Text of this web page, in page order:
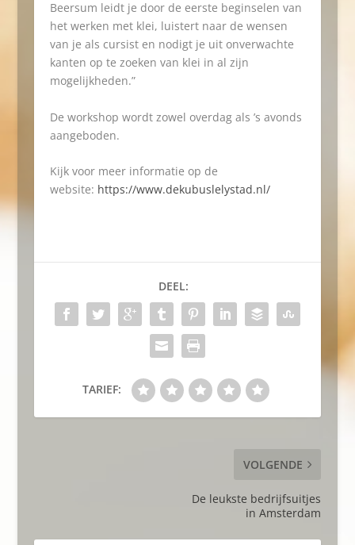
Beersum leidt je door de eerste beginselen van
het werken met klei, luistert naar de wensen
van je als cursist en nodigt je uit onverwachte
kanten op te zoeken van klei in al zijn
mogelijkheden.”
De workshop wordt zowel overdag als ’s avonds
aangeboden.
Kijk voor meer informatie op de
website: https://www.dekubuslelystad.nl/
DEEL:
TARIEF:
VOLGENDE
De leukste bedrijfsuitjes
in Amsterdam